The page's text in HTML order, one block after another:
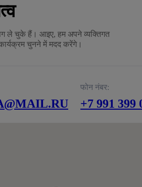
ले चुके हैं। आइए, हम अपने व्यक्तिगत
चुनने में मदद करेंगे।
फोन नंबर:
+7 991 399